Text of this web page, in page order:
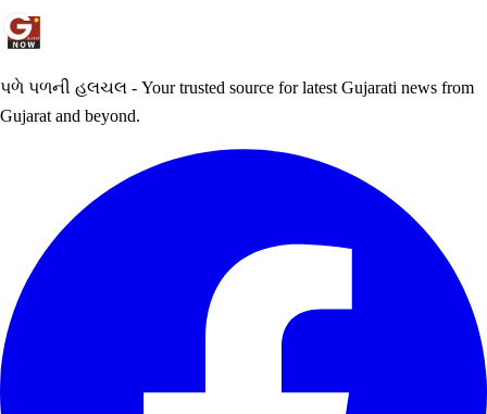
પળે પળની હલચલ - Your trusted source for latest Gujarati news from
Gujarat and beyond.